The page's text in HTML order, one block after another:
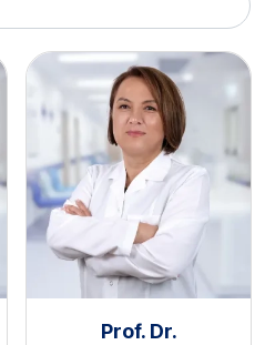
Prof. Dr.